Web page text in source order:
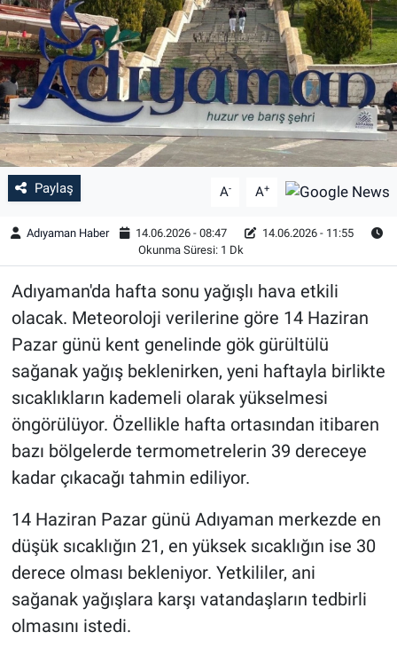
Paylaş A- A+
Adıyaman Haber 14.06.2026 - 08:47
14.06.2026 - 11:55
Okunma Süresi: 1 Dk
Adıyaman'da hafta sonu yağışlı hava etkili
olacak. Meteoroloji verilerine göre 14 Haziran
Pazar günü kent genelinde gök gürültülü
sağanak yağış beklenirken, yeni haftayla birlikte
sıcaklıkların kademeli olarak yükselmesi
öngörülüyor. Özellikle hafta ortasından itibaren
bazı bölgelerde termometrelerin 39 dereceye
kadar çıkacağı tahmin ediliyor.
14 Haziran Pazar günü Adıyaman merkezde en
düşük sıcaklığın 21, en yüksek sıcaklığın ise 30
derece olması bekleniyor. Yetkililer, ani
sağanak yağışlara karşı vatandaşların tedbirli
olmasını istedi.
Özel Haber
Kültür Sanat
Eğitim
Ekonomi
Yaşam
BİLİM VE TEKNOLOJİ
Şambayat Haber